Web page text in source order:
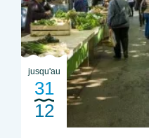
jusqu'au
31
12